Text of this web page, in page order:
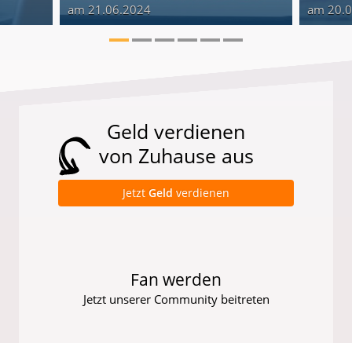
am 21.06.2024 am
Geld verdienen
von Zuhause aus
Jetzt Geld verdienen
Fan werden
Jetzt unserer Community beitreten